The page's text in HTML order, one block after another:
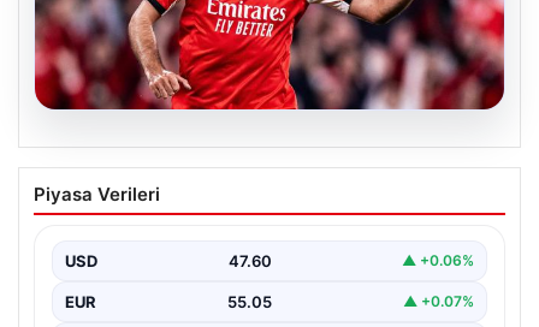
Fenerbahçe hücuma güç katmak
istiyor: Vangelis Pavlidis gündemde
sorununun çözümü için farklı alternatifleri masaya
yatırıyor. Sarı-lacivertli…
Piyasa Verileri
USD 47.60 ▲ +0.06%
EUR 55.05 ▲ +0.07%